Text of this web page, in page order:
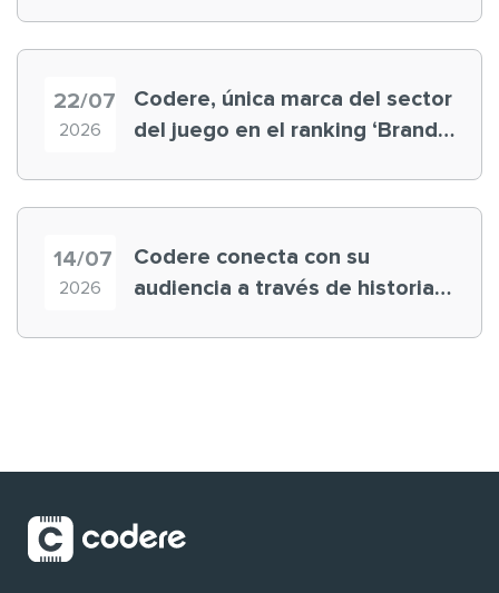
22/07
2026
Codere, única marca del sector
del juego en el ranking ‘Brand
14/07
2026
Codere conecta con su
audiencia a través de historias